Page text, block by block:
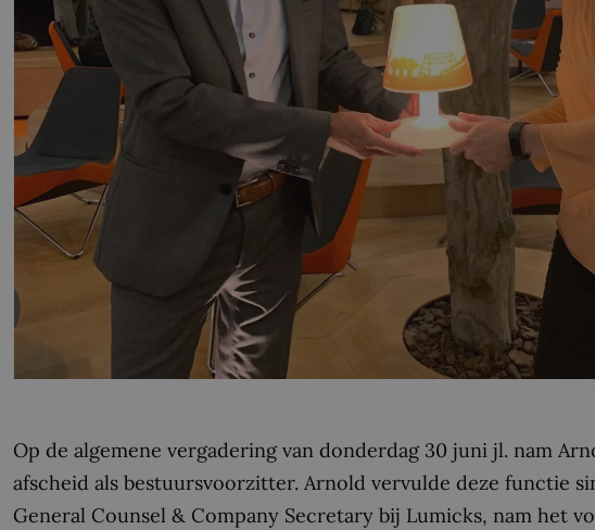
Op de algemene vergadering van donderdag 30 juni jl. nam
afscheid als bestuursvoorzitter. Arnold vervulde deze functie
General Counsel & Company Secretary bij Lumicks, nam het